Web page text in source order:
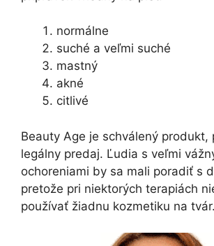
normálne
suché a veľmi suché
mastný
akné
citlivé
Beauty Age je schválený produkt,
legálny predaj. Ľudia s veľmi
ochoreniami by sa mali poradiť s
pretože pri niektorých terapiách
používať žiadnu kozmetiku na tvár.